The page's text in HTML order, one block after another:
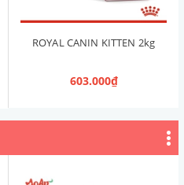
ROYAL CANIN KITTEN 2kg
603.000₫